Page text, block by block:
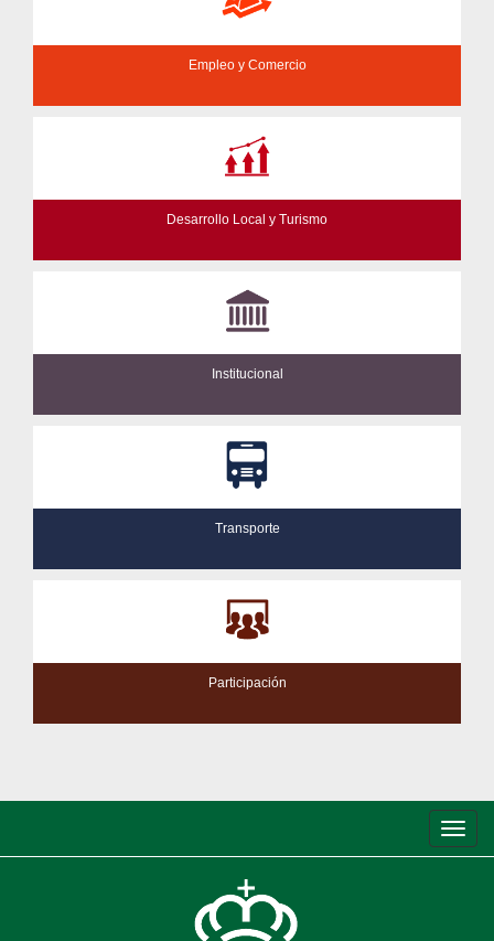
Empleo y Comercio
Desarrollo Local y Turismo
Institucional
Transporte
Participación
de